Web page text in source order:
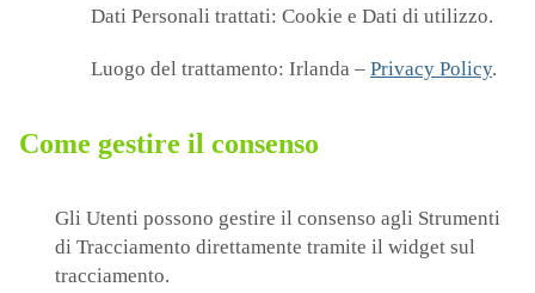
Dati Personali trattati: Cookie e Dati di utilizzo.
Luogo del trattamento: Irlanda – Privacy Policy.
Come gestire il consenso
Gli Utenti possono gestire il consenso agli Strumenti
di Tracciamento direttamente tramite il widget sul
tracciamento.